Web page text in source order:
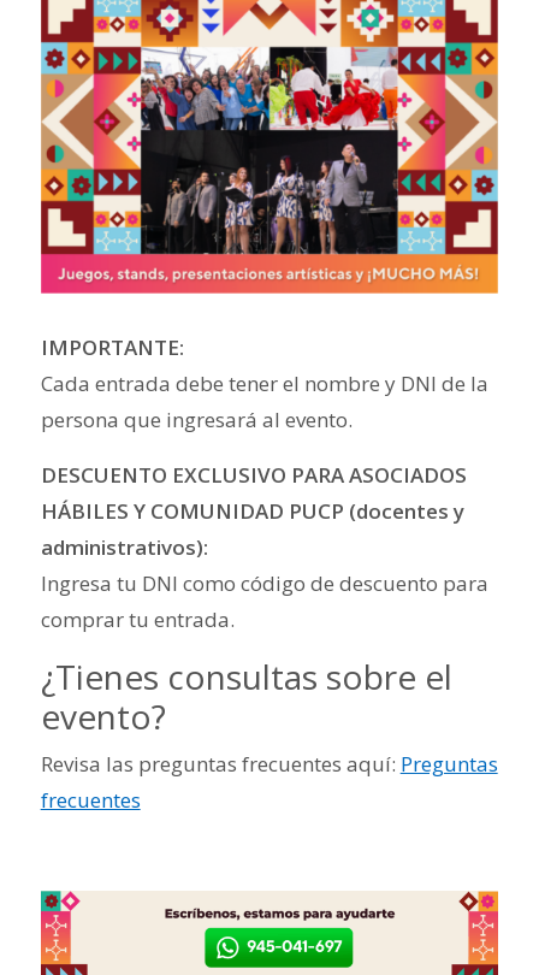
IMPORTANTE:
Cada entrada debe tener el nombre y DNI de la
persona que ingresará al evento.
DESCUENTO EXCLUSIVO PARA ASOCIADOS
HÁBILES Y COMUNIDAD PUCP (docentes y
administrativos):
Ingresa tu DNI como código de descuento para
comprar tu entrada.
¿Tienes consultas sobre el
evento?
Revisa las preguntas frecuentes aquí: Preguntas
frecuentes